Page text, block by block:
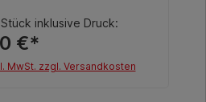
inklusive Druck:
€*
MwSt. zzgl. Versandkosten